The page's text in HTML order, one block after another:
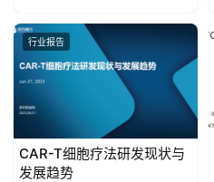
行业报告
CAR-T细胞疗法研发现状与
发展趋势